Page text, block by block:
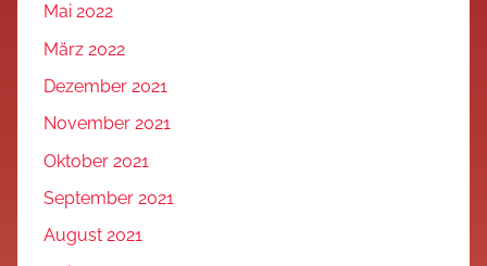
Mai 2022
März 2022
Dezember 2021
November 2021
Oktober 2021
September 2021
August 2021